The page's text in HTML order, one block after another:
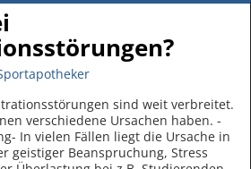
sind weit verbreitet.
verschiedene Ursachen haben. -
In vielen Fällen liegt die Ursache in
geistiger Beanspruchung, Stress